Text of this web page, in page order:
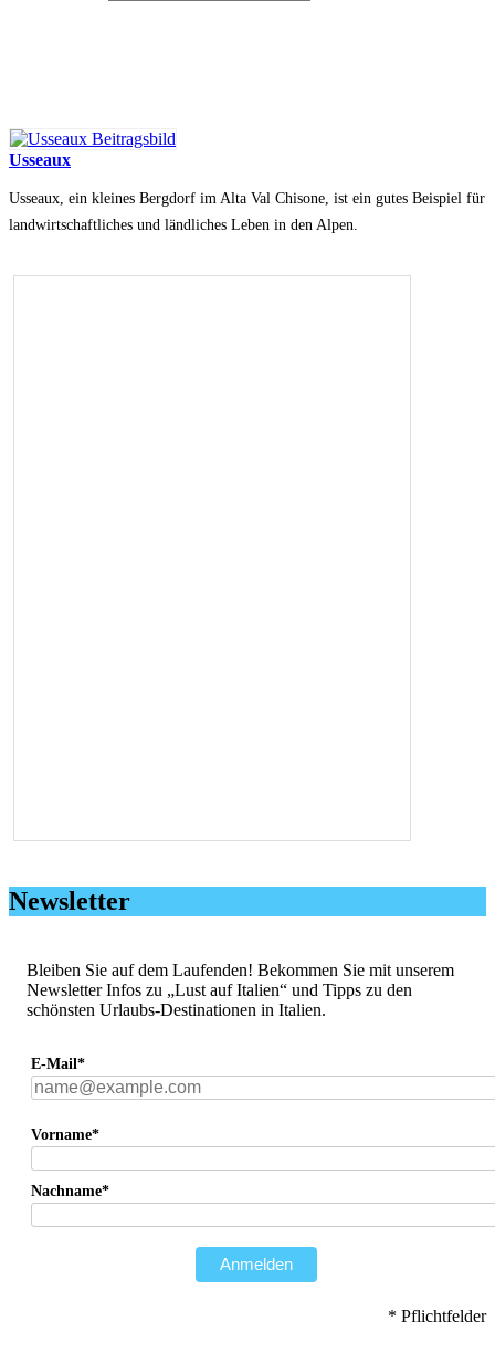
Usseaux
Usseaux, ein kleines Bergdorf im Alta Val Chisone, ist ein gutes Beispiel für
landwirtschaftliches und ländliches Leben in den Alpen.
Newsletter
Bleiben Sie auf dem Laufenden! Bekommen Sie mit unserem
Newsletter Infos zu „Lust auf Italien“ und Tipps zu den
schönsten Urlaubs-Destinationen in Italien.
E-Mail*
Vorname*
Nachname*
Anmelden
* Pflichtfelder